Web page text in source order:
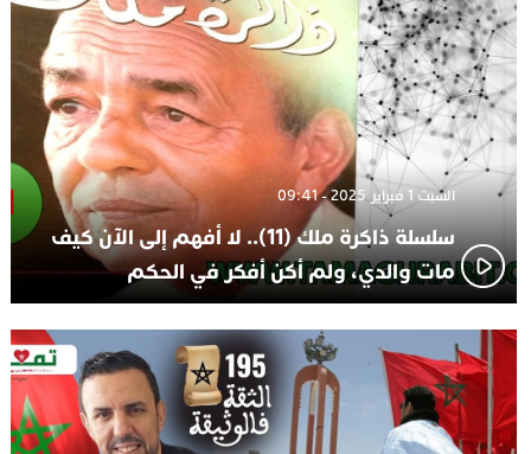
السبت 1 فبراير 2025 - 09:41
سلسلة ذاكرة ملك (11).. لا أفهم إلى الآن كيف
مات والدي، ولم أكن أفكر في الحكم